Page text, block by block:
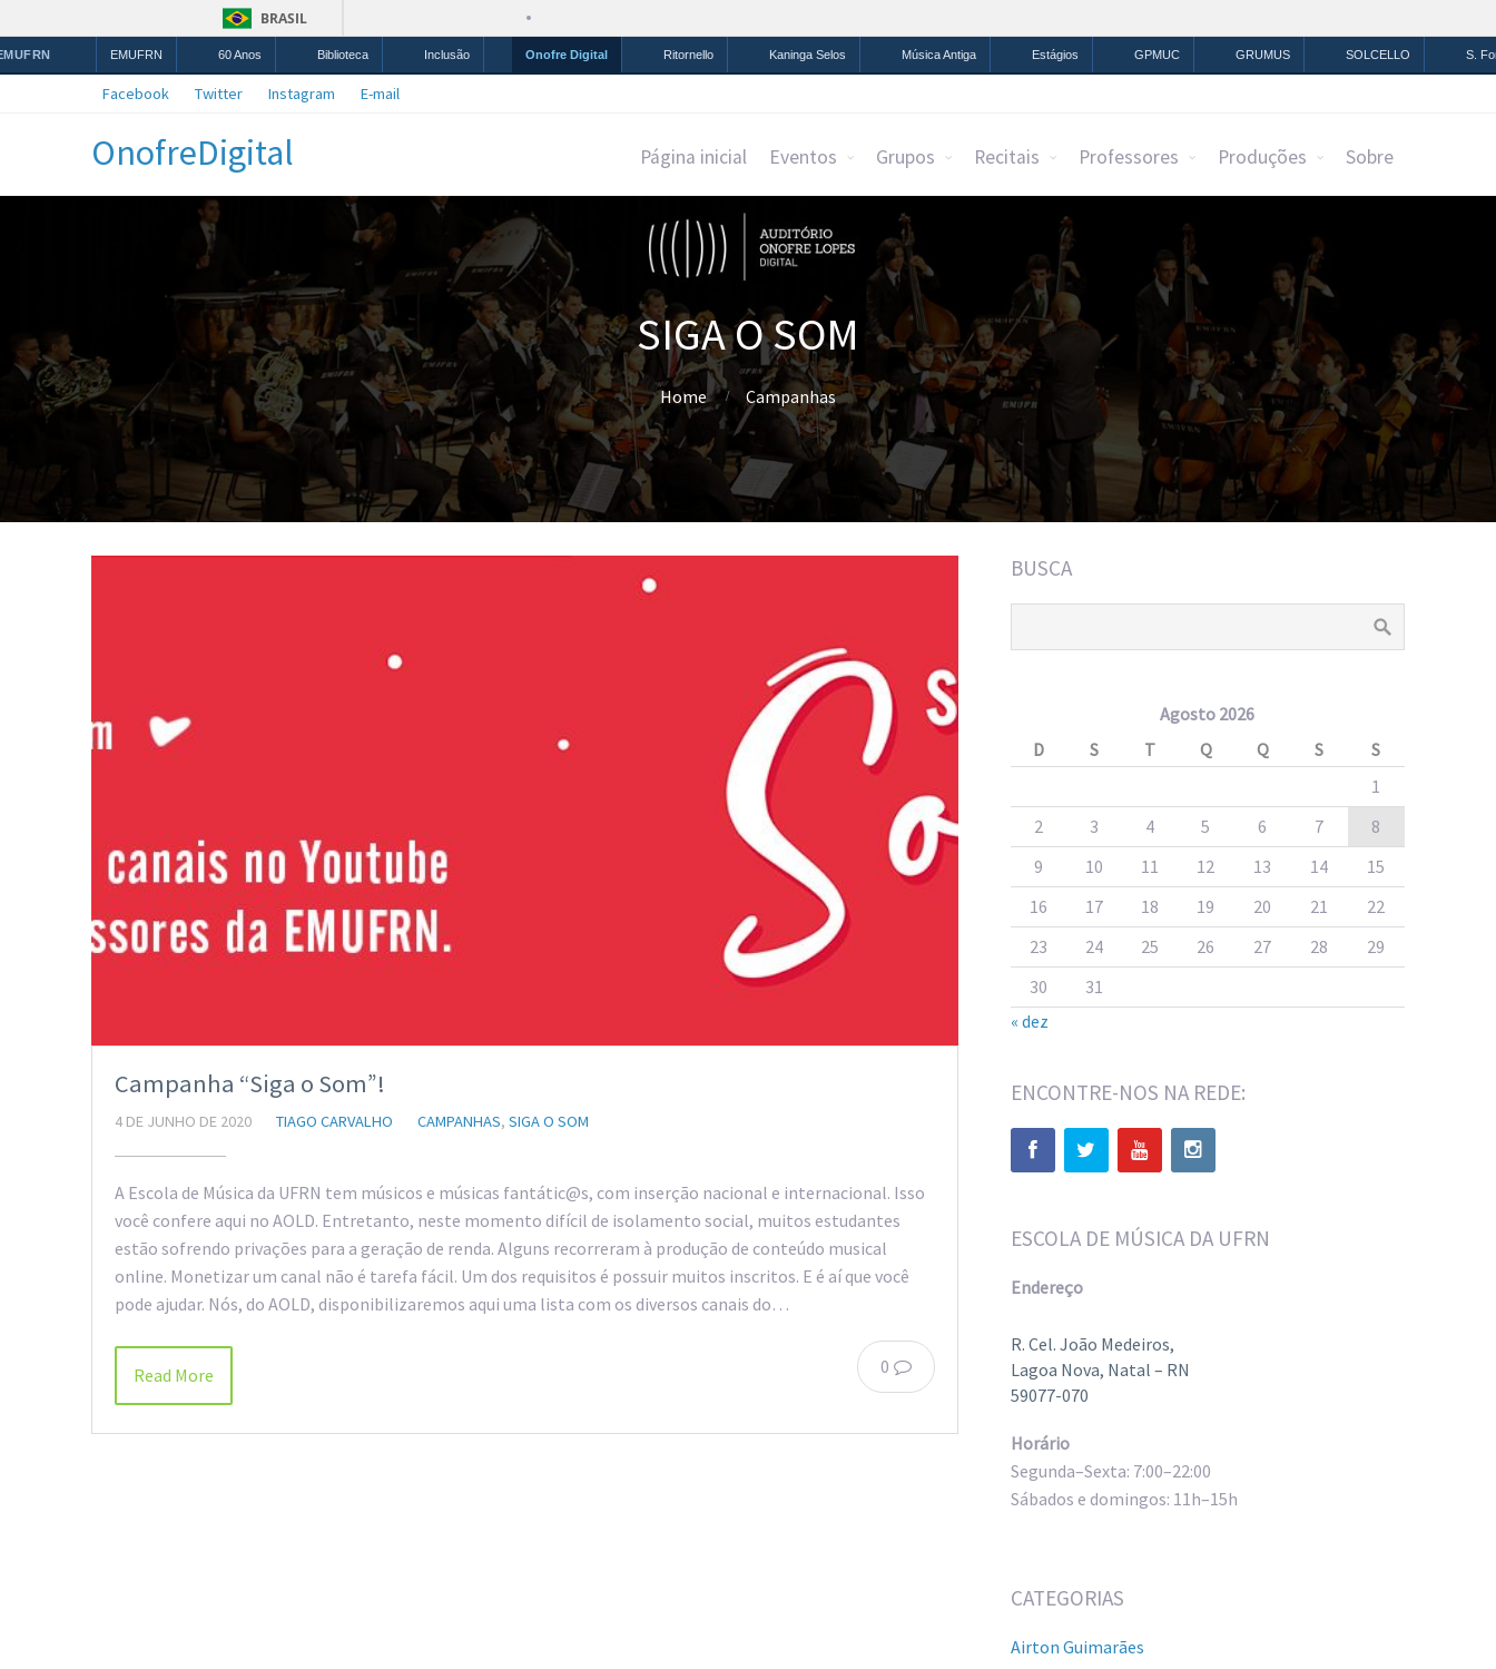
BRASIL
Simplifique!
Comunica BR Participe Acesso à informação Legislação Canais
EMUFRN 60 Anos Biblioteca Inclusão Onofre Digital Ritornello Kaninga Selos Música Antiga Estágios GPMUC GRUMUS SOLCELLO S.
Facebook Twitter Instagram E-mail
OnofreDigital Página inicial Eventos Grupos Recitais Professores Produções Sobre
SIGA O SOM
Home Campanhas
Campanha “Siga o Som”!
4 DE JUNHO DE 2020 TIAGO CARVALHO CAMPANHAS, SIGA O SOM
A Escola de Música da UFRN tem músicos e músicas fantátic@s, com inserção nacional e internacional. Isso
você confere aqui no AOLD. Entretanto, neste momento difícil de isolamento social, muitos estudantes
estão sofrendo privações para a geração de renda. Alguns recorreram à produção de conteúdo musical
online. Monetizar um canal não é tarefa fácil. Um dos requisitos é possuir muitos inscritos. E é aí que você
pode ajudar. Nós, do AOLD, disponibilizaremos aqui uma lista com os diversos canais do…
0
Read More
BUSCA
Agosto 2026
D
S T Q Q S
S
1
2
3 4 5 6 7
8
9
10 11 12 13 14
15
16
17 18 19 20 21
22
23
24 25 26 27 28
29
30
31
« dez
ENCONTRE-NOS NA REDE:
ESCOLA DE MÚSICA DA UFRN
Endereço
R. Cel. João Medeiros,
Lagoa Nova, Natal – RN
59077-070
Horário
Segunda–Sexta: 7:00–22:00
Sábados e domingos: 11h–15h
CATEGORIAS
Airton Guimarães